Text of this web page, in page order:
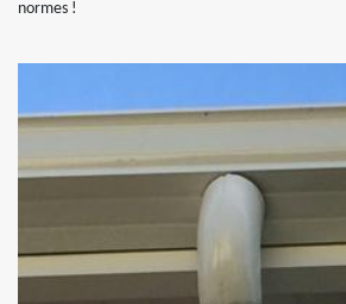
normes !